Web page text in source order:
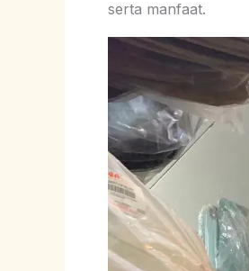
serta manfaat.